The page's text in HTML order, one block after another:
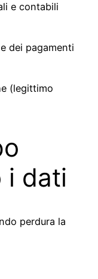
e contabili
dei pagamenti
(legittimo
i dati
perdura la